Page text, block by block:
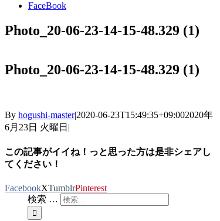
FaceBook
Photo_20-06-23-14-15-48.329 (1)
Photo_20-06-23-14-15-48.329 (1)
By hogushi-master|2020-06-23T15:49:35+09:002020年
6月23日 火曜日 |
この記事がイイね！っと思った方は是非シェアし
てください！
FacebookXTumblrPinterest
検索 …